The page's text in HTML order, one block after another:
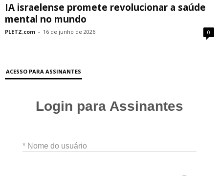
IA israelense promete revolucionar a saúde
mental no mundo
PLETZ.com - 16 de junho de 2026 0
ACESSO PARA ASSINANTES
Login para Assinantes
* Nome do usuário